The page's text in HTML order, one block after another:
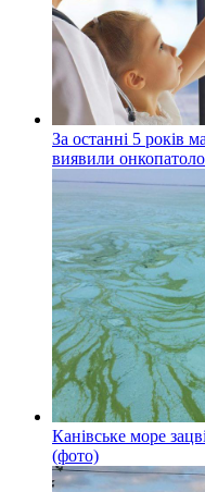
За останні 5 років
виявили
Канівське море
(фото)